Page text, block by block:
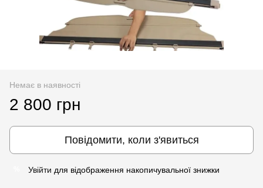
Немає в наявності
2 800 грн
Повідомити, коли з'явиться
Увійти для відображення накопичувальної знижки